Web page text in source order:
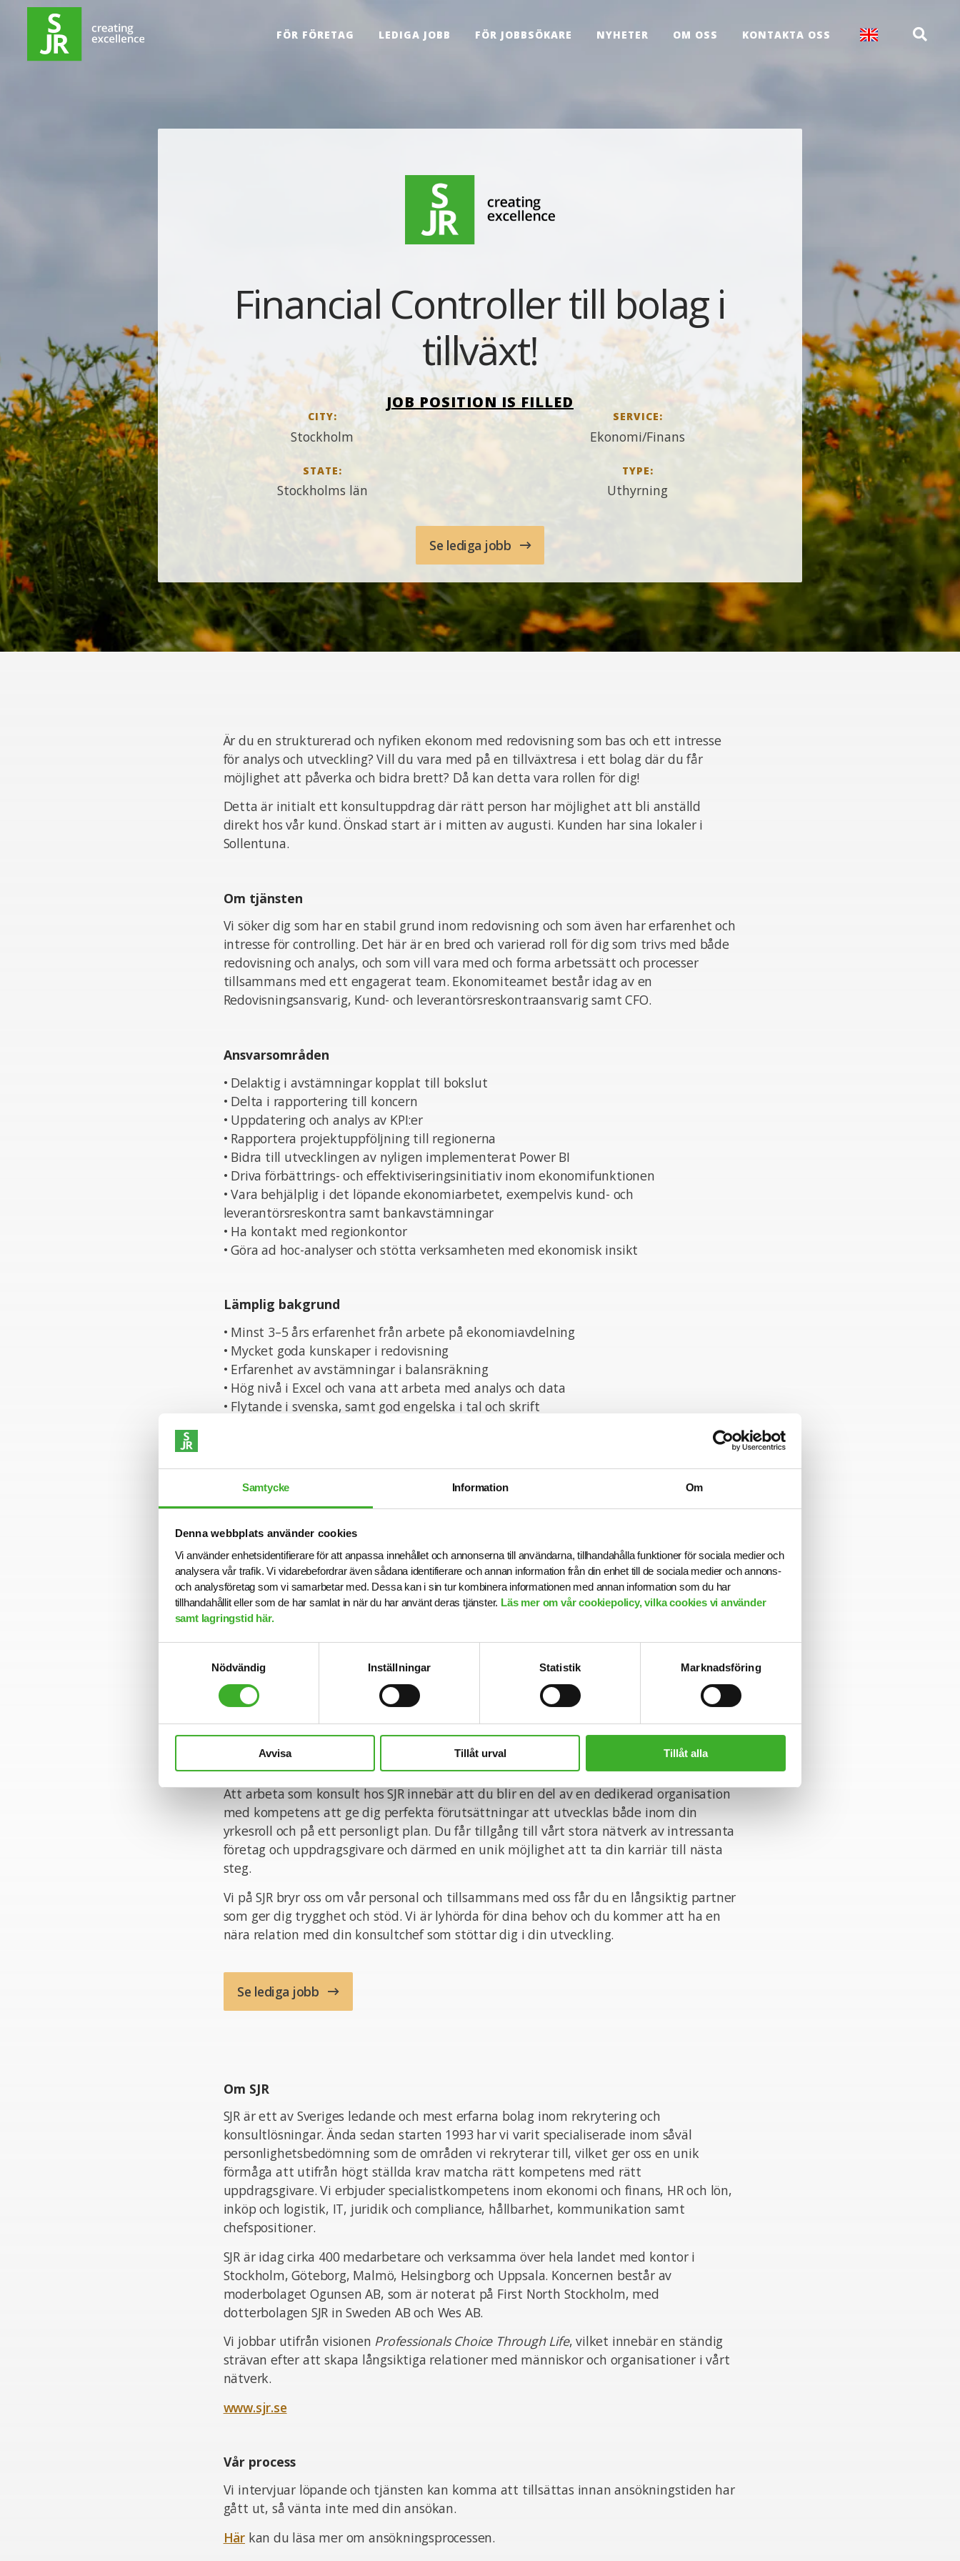
Samtycke Information Om
Denna webbplats använder cookies
Vi använder enhetsidentifierare för att anpassa innehållet och annonserna till användarna, tillhandahålla funktioner för sociala medier och
analysera vår trafik. Vi vidarebefordrar även sådana identifierare och annan information från din enhet till de sociala medier och annons-
och analysföretag som vi samarbetar med. Dessa kan i sin tur kombinera informationen med annan information som du har
tillhandahållit eller som de har samlat in när du har använt deras tjänster. Läs mer om vår cookiepolicy, vilka cookies vi använder
samt lagringstid här.
Nödvändig
Inställningar Statistik Marknadsföring
Avvisa Tillåt urval Tillåt alla
Hoppa till innehåll
FÖR FÖRETAG LEDIGA JOBB FÖR JOBBSÖKARE NYHETER OM OSS KONTAKTA OSS
JOB POSITION IS FILLED
CITY:
Stockholm
SERVICE:
Ekonomi/Finans
STATE:
Stockholms län
TYPE:
Uthyrning
Financial Controller till bolag i
tillväxt!
Se lediga jobb
Är du en strukturerad och nyfiken ekonom med redovisning som bas och ett intresse
för analys och utveckling? Vill du vara med på en tillväxtresa i ett bolag där du får
möjlighet att påverka och bidra brett? Då kan detta vara rollen för dig!
Detta är initialt ett konsultuppdrag där rätt person har möjlighet att bli anställd
direkt hos vår kund. Önskad start är i mitten av augusti. Kunden har sina lokaler i
Sollentuna.
Om tjänsten
Vi söker dig som har en stabil grund inom redovisning och som även har erfarenhet och
intresse för controlling. Det här är en bred och varierad roll för dig som trivs med både
redovisning och analys, och som vill vara med och forma arbetssätt och processer
tillsammans med ett engagerat team. Ekonomiteamet består idag av en
Redovisningsansvarig, Kund- och leverantörsreskontraansvarig samt CFO.
Ansvarsområden
• Delaktig i avstämningar kopplat till bokslut
• Delta i rapportering till koncern
• Uppdatering och analys av KPI:er
• Rapportera projektuppföljning till regionerna
• Bidra till utvecklingen av nyligen implementerat Power BI
• Driva förbättrings- och effektiviseringsinitiativ inom ekonomifunktionen
• Vara behjälplig i det löpande ekonomiarbetet, exempelvis kund- och
leverantörsreskontra samt bankavstämningar
• Ha kontakt med regionkontor
• Göra ad hoc-analyser och stötta verksamheten med ekonomisk insikt
Lämplig bakgrund
• Minst 3–5 års erfarenhet från arbete på ekonomiavdelning
• Mycket goda kunskaper i redovisning
• Erfarenhet av avstämningar i balansräkning
• Hög nivå i Excel och vana att arbeta med analys och data
• Flytande i svenska, samt god engelska i tal och skrift
• Analytisk och noggrann med god känsla för siffror
• Effektiv, strukturerad och lösningsorienterad
• Social, prestigelös och samarbetsinriktad
• Trygg i dig själv och din kompetens
• Nyfiken och utvecklingsorienterad
Ansökan
För mer information om tjänsten är du välkommen att kontakta Malin Lindqvist. Vi
intervjuar löpande och tjänsten kan komma att tillsättas innan ansökningstiden har
gått ut. Sista ansökningsdag är 2025-07-25.
Varmt välkommen med din ansökan!
Konsult hos SJR
Att arbeta som konsult hos SJR innebär att du blir en del av en dedikerad organisation
med kompetens att ge dig perfekta förutsättningar att utvecklas både inom din
yrkesroll och på ett personligt plan. Du får tillgång till vårt stora nätverk av intressanta
företag och uppdragsgivare och därmed en unik möjlighet att ta din karriär till nästa
steg.
Vi på SJR bryr oss om vår personal och tillsammans med oss får du en långsiktig partner
som ger dig trygghet och stöd. Vi är lyhörda för dina behov och du kommer att ha en
nära relation med din konsultchef som stöttar dig i din utveckling.
Se lediga jobb
Om SJR
SJR är ett av Sveriges ledande och mest erfarna bolag inom rekrytering och
konsultlösningar. Ända sedan starten 1993 har vi varit specialiserade inom såväl
personlighetsbedömning som de områden vi rekryterar till, vilket ger oss en unik
förmåga att utifrån högt ställda krav matcha rätt kompetens med rätt
uppdragsgivare. Vi erbjuder specialistkompetens inom ekonomi och finans, HR och lön,
inköp och logistik, IT, juridik och compliance, hållbarhet, kommunikation samt
chefspositioner.
SJR är idag cirka 400 medarbetare och verksamma över hela landet med kontor i
Stockholm, Göteborg, Malmö, Helsingborg och Uppsala. Koncernen består av
moderbolaget Ogunsen AB, som är noterat på First North Stockholm, med
dotterbolagen SJR in Sweden AB och Wes AB.
Vi jobbar utifrån visionen Professionals Choice Through Life, vilket innebär en ständig
strävan efter att skapa långsiktiga relationer med människor och organisationer i vårt
nätverk.
www.sjr.se
Vår process
Vi intervjuar löpande och tjänsten kan komma att tillsättas innan ansökningstiden har
gått ut, så vänta inte med din ansökan.
Härkan du läsa mer om ansökningsprocessen.